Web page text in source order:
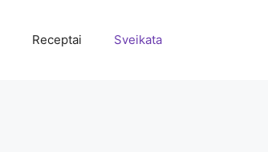
Receptai Sveikata